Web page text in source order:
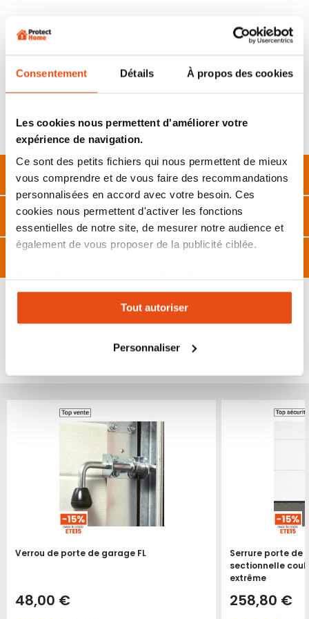
Consentement Détails À propos des cookies
Les cookies nous permettent d'améliorer votre
expérience de navigation.
Ce sont des petits fichiers qui nous permettent de mieux
vous comprendre et de vous faire des recommandations
personnalisées en accord avec votre besoin. Ces
cookies nous permettent d'activer les fonctions
essentielles de notre site, de mesurer notre audience et
également de vous proposer de la publicité ciblée.
expérience personnalisée sur notre site. Vous pouvez
changer votre choix à n'importe quel moment. Refuser
tous les cookies peut limiter certaines fonctionnalités.
Tout autoriser
Personnaliser
De l’intérieur, tournez les boutons pour actionner les
De l’extérieur, utilisez la clé pour verrouiller ou
déverrouiller chaque verrou.
Vous devezcompléter votre commande avec 2 demi-
pour porte de garage depuis l’extérieur. Plus
d’informations dans la description longue.
Description
Caractéristiques
VOUS POURRIEZ ÉGALEMENT ÊTRE INTÉRESSÉ
Verrou de porte de garage FL
48,00 €
Serrure porte de
sectionnelle
extrême
258,80 €